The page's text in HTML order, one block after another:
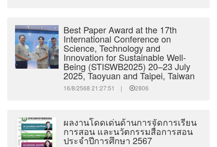
Best Paper Award at the 17th
International Conference on
Science, Technology and
Innovation for Sustainable Well-
Being (STISWB2025) 20–23 July
2025, Taoyuan and Taipei, Taiwan
16/8/2568 21:27:51 | 2806
ผลงานโดดเด่นด้านการจัดการเรียน
การสอน และนวัตกรรมสื่อการสอน
ประจำปีการศึกษา 2567